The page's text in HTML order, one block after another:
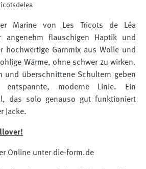
Marine von Les Tricots de Léa
angenehm flauschigen Haptik und
hochwertige Garnmix aus Wolle und
Wärme, ohne schwer zu wirken.
und überschnittene Schultern geben
moderne Linie. Ein
das solo genauso gut funktioniert
Jacke.
Online unter die-form.de